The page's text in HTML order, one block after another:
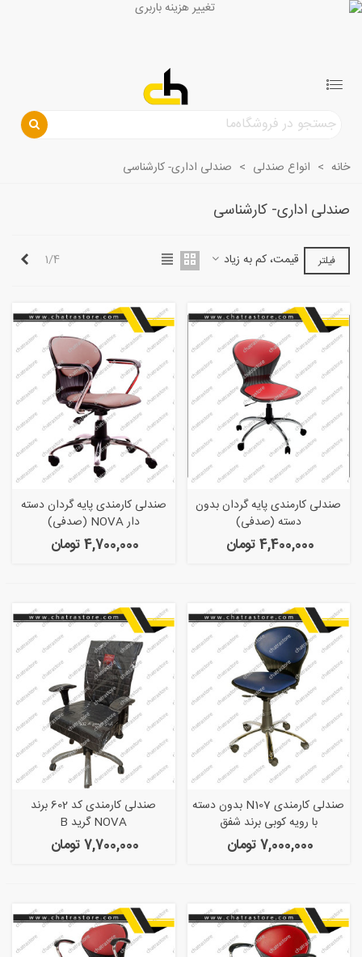
خانه > انواع صندلی > صندلی اداری- کارشناسی
صندلی اداری- کارشناسی
فیلتر قیمت، کم به زیاد 1/4
صندلی کارمندی پایه گردان بدون
دسته (صدفی)
4,400,000 تومان
صندلی کارمندی پایه گردان دسته
دار NOVA (صدفی)
4,700,000 تومان
صندلی کارمندی N107 بدون دسته
با رویه کوبی برند شفق
7,000,000 تومان
صندلی کارمندی کد 602 برند
NOVA گرید B
7,700,000 تومان